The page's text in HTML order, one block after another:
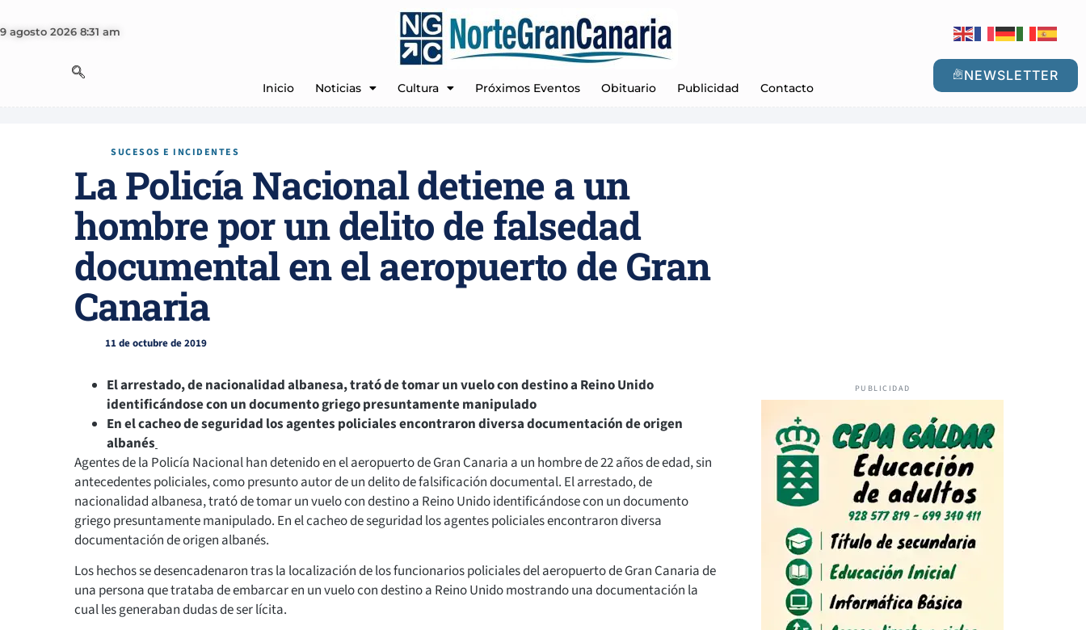
9 agosto 2026 8:31 am
Inicio Noticias Cultura Próximos Eventos Obituario Publicidad Contacto
NEWSLETTER
SUCESOS E INCIDENTES
La Policía Nacional detiene a un
hombre por un delito de falsedad
documental en el aeropuerto de Gran
Canaria
11 de octubre de 2019
El arrestado, de nacionalidad albanesa, trató de tomar un vuelo con destino a Reino Unido
identificándose con un documento griego presuntamente manipulado
En el cacheo de seguridad los agentes policiales encontraron diversa documentación de origen
albanés
Agentes de la Policía Nacional han detenido en el aeropuerto de Gran Canaria a un hombre de 22 años de edad, sin
antecedentes policiales, como presunto autor de un delito de falsificación documental. El arrestado, de
nacionalidad albanesa, trató de tomar un vuelo con destino a Reino Unido identificándose con un documento
griego presuntamente manipulado. En el cacheo de seguridad los agentes policiales encontraron diversa
documentación de origen albanés.
Los hechos se desencadenaron tras la localización de los funcionarios policiales del aeropuerto de Gran Canaria de
una persona que trataba de embarcar en un vuelo con destino a Reino Unido mostrando una documentación la
cual les generaban dudas de ser lícita.
PUBLICIDAD